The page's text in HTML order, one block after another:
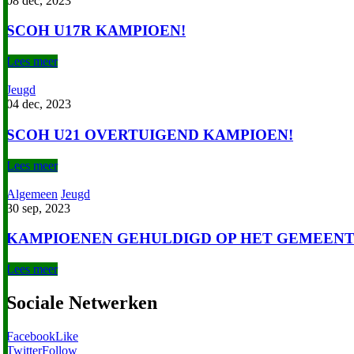
SCOH U17R KAMPIOEN!
Lees meer
Jeugd
04 dec, 2023
SCOH U21 OVERTUIGEND KAMPIOEN!
Lees meer
Algemeen Jeugd
30 sep, 2023
KAMPIOENEN GEHULDIGD OP HET
Lees meer
Sociale Netwerken
FacebookLike
TwitterFollow